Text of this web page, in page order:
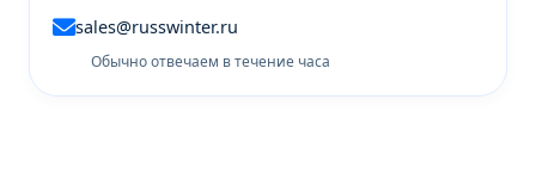
sales@russwinter.ru
Обычно отвечаем в течение часа